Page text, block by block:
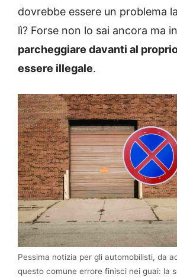
dovrebbe essere un problema
lì? Forse non lo sai ancora ma
parcheggiare davanti al
essere illegale.
Pessima notizia per gli automobilisti, da
questo comune errore finisci nei guai: la